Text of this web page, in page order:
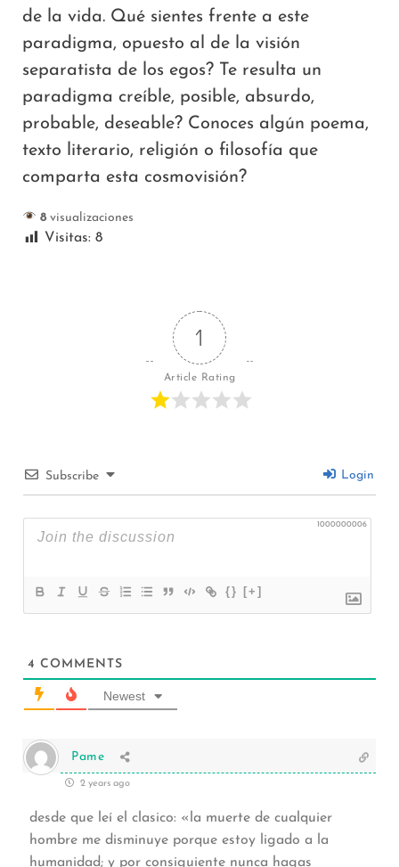
de la vida. Qué sientes frente a este
paradigma, opuesto al de la visión
separatista de los egos? Te resulta un
paradigma creíble, posible, absurdo,
probable, deseable? Conoces algún poema,
texto literario, religión o filosofía que
comparta esta cosmovisión?
8visualizaciones
Visitas: 8
1
Article Rating
Subscribe Login
1000000006
{} [+]
4 COMMENTS
Newest
Pame
2 years ago
desde que leí el clasico: «la muerte de cualquier
hombre me disminuye porque estoy ligado a la
humanidad; y por consiguiente nunca hagas